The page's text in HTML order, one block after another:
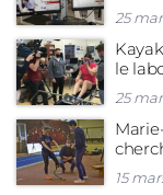
25
le
25
15